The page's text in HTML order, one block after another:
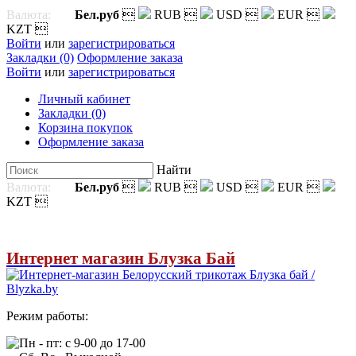
Валюта: Бел.руб  RUB  USD  EUR 
KZT 
Войти или зарегистрироваться
Закладки (0) Оформление заказа
Войти или зарегистрироваться
Личный кабинет
Закладки (0)
Корзина покупок
Оформление заказа
Найти
Валюта:
Бел.руб  RUB  USD  EUR 
KZT 
Интернет магазин Блузка Бай
Режим работы:
Пн - пт: с 9-00 до 17-00